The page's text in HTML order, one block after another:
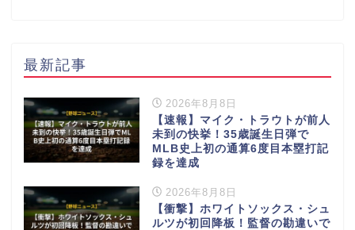
最新記事
2026年8月8日
【速報】マイク・トラウトが前人
未到の快挙！35歳誕生日弾で
MLB史上初の通算6度目本塁打記
録を達成
2026年8月8日
【衝撃】ホワイトソックス・シュ
ルツが初回降板！監督の勘違いで